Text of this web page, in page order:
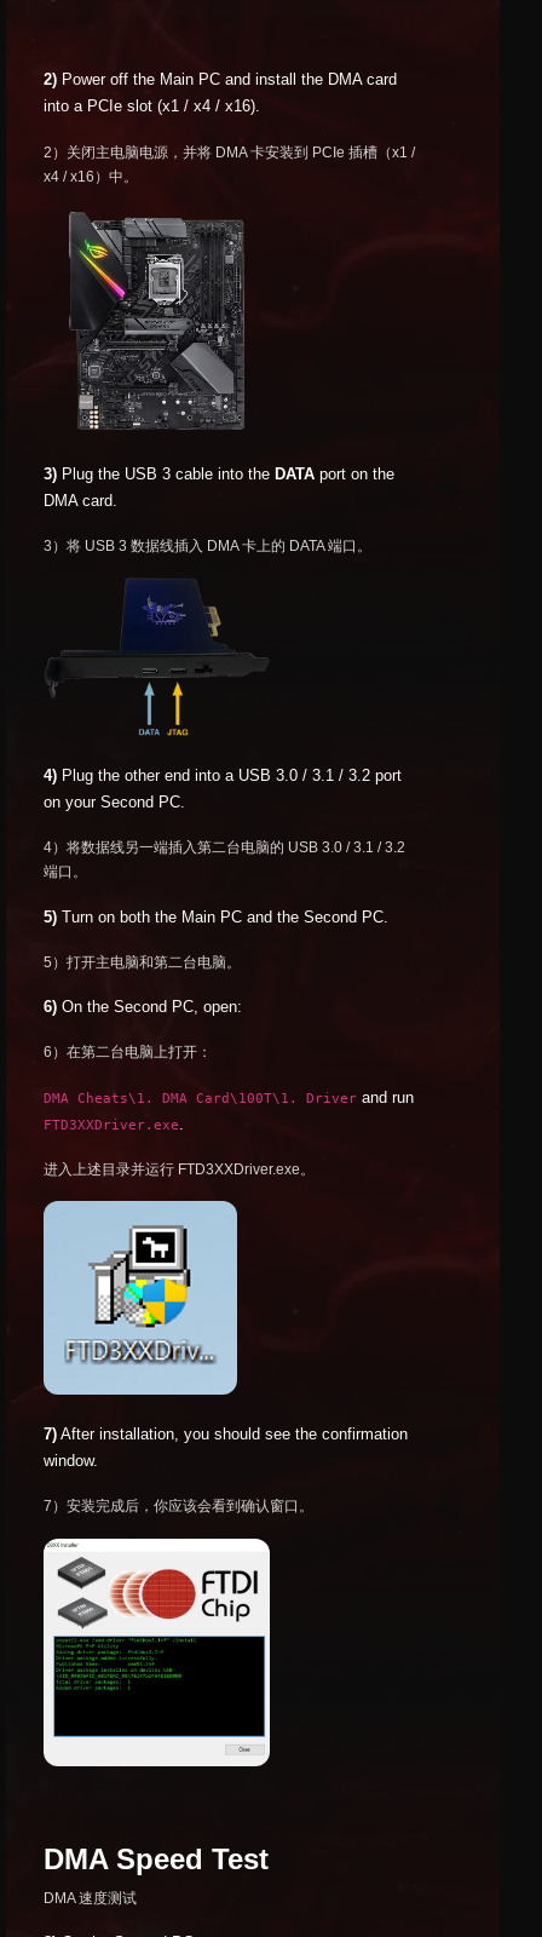
2) Power off the Main PC and install the DMA card
into a PCIe slot (x1 / x4 / x16).
2）关闭主电脑电源，并将 DMA 卡安装到 PCIe 插槽（x1 /
x4 / x16）中。
3) Plug the USB 3 cable into the DATA port on the
DMA card.
3）将 USB 3 数据线插入 DMA 卡上的 DATA 端口。
4) Plug the other end into a USB 3.0 / 3.1 / 3.2 port
on your Second PC.
4）将数据线另一端插入第二台电脑的 USB 3.0 / 3.1 / 3.2
端口。
5) Turn on both the Main PC and the Second PC.
5）打开主电脑和第二台电脑。
6) On the Second PC, open:
6）在第二台电脑上打开：
DMA Cheats\1. DMA Card\100T\1. Driver and run
FTD3XXDriver.exe
进入上述目录并运行 FTD3XXDriver.exe。
7) After installation, you should see the confirmation
window.
7）安装完成后，你应该会看到确认窗口。
DMA Speed Test
DMA 速度测试